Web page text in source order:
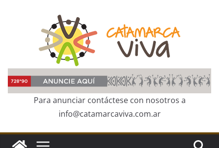
Para anunciar contáctese con nosotros a
info@catamarcaviva.com.ar